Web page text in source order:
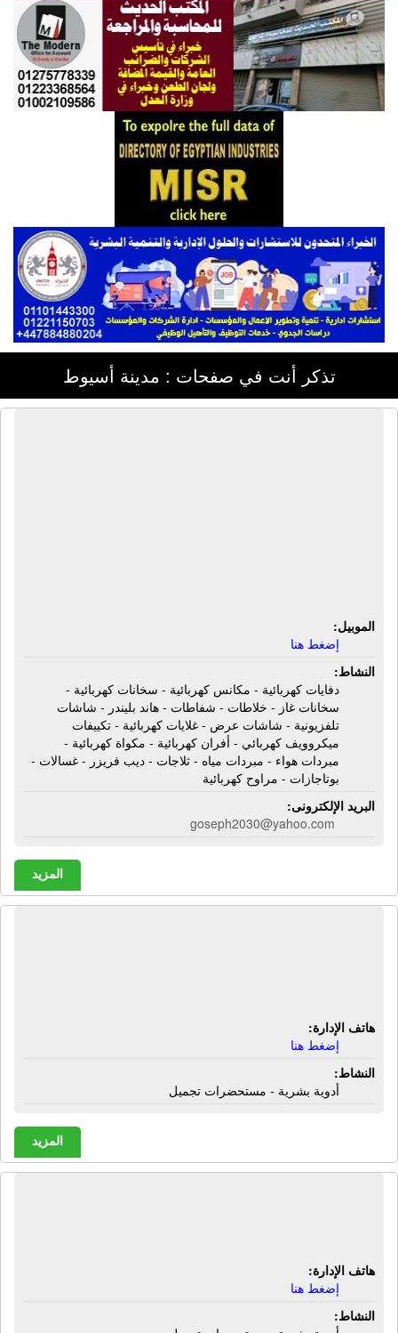
تذكر أنت في صفحات : مدينة أسيوط
الموبيل:
إضغط هنا
النشاط:
دفايات كهربائية - مكانس كهربائية - سخانات كهربائية -
سخانات غاز - خلاطات - شفاطات - هاند بليندر - شاشات
تلفزيونية - شاشات عرض - غلايات كهربائية - تكييفات
ميكروويف كهربائي - أفران كهربائية - مكواة كهربائية -
مبردات هواء - مبردات مياه - ثلاجات - ديب فريزر - غسالات -
بوتاجازات - مراوح كهربائية
البريد الإلكترونى:
goseph2030@yahoo.com
المزيد
هاتف الإدارة:
إضغط هنا
النشاط:
أدوية بشرية - مستحضرات تجميل
المزيد
هاتف الإدارة:
إضغط هنا
النشاط: